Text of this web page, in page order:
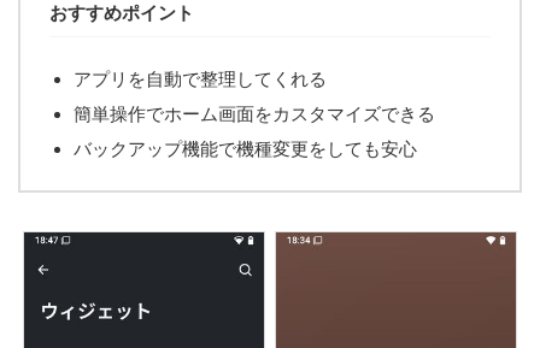
おすすめポイント
アプリを自動で整理してくれる
簡単操作でホーム画面をカスタマイズできる
バックアップ機能で機種変更をしても安心